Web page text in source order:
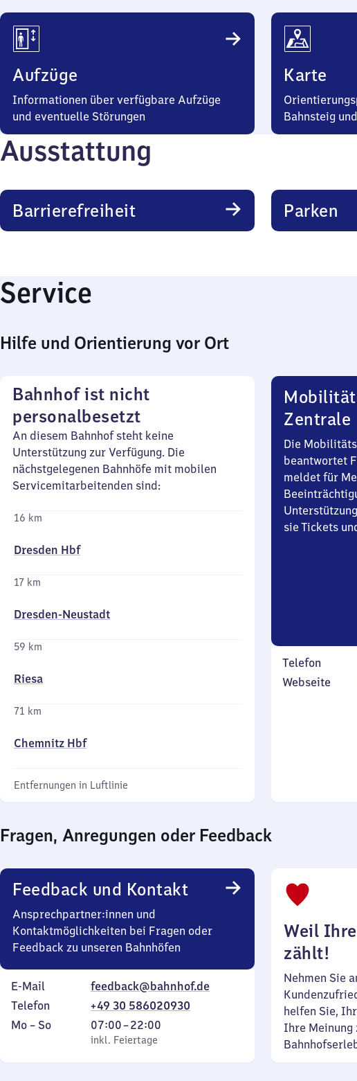
Aufzüge
Informationen über verfügbare Aufzüge
und eventuelle Störungen
Karte
Bahnsteig
Ausstattung
Barrierefreiheit Parken
Service
Hilfe und Orientierung vor Ort
Bahnhof ist nicht
personalbesetzt
An diesem Bahnhof steht keine
Unterstützung zur Verfügung. Die
nächstgelegenen Bahnhöfe mit mobilen
Servicemitarbeitenden sind:
16 km
Dresden Hbf
17 km
Dresden-Neustadt
59 km
Riesa
71 km
Chemnitz Hbf
Entfernungen in Luftlinie
Zentrale
Die
beantwortet
meldet für
sie Tickets
Telefon
Webseite
Fragen, Anregungen oder Feedback
Feedback und Kontakt
Ansprechpartner:innen und
Kontaktmöglichkeiten bei Fragen oder
Feedback zu unseren Bahnhöfen
E-Mail
feedback@bahnhof.de
Telefon
+49 30 586020930
Montag
Mo – So,
inkl. Feiertage
07:00–22:00
Von
7
inkl. Feiertage
Weil
zählt!
Nehmen Sie
helfen Sie,
Ihre Meinung